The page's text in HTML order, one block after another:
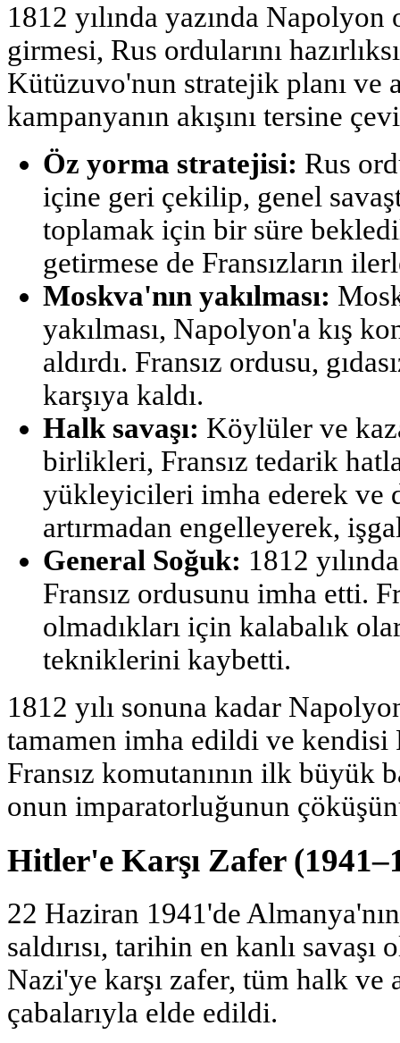
1812 yılında yazında
girmesi, Rus ordularını
Kütüzuvo'nun stratejik planı ve
kampanyanın akışını tersine
Öz yorma stratejisi: Rus
içine geri çekilip, genel
toplamak için bir süre
getirmese de Fransızların
Moskva'nın yakılması:
yakılması, Napolyon'a kış
aldırdı. Fransız ordusu,
karşıya kaldı.
Halk savaşı: Köylüler ve
birlikleri, Fransız tedarik
yükleyicileri imha ederek ve
artırmadan engelleyerek,
General Soğuk: 1812
Fransız ordusunu imha etti.
olmadıkları için kalabalık
tekniklerini kaybetti.
1812 yılı sonuna kadar
tamamen imha edildi ve kendisi
Fransız komutanının ilk büyük
onun imparatorluğunun
Hitler'e Karşı Zafer
22 Haziran 1941'de
saldırısı, tarihin en kanlı savaşı
Nazi'ye karşı zafer, tüm halk
çabalarıyla elde edildi.